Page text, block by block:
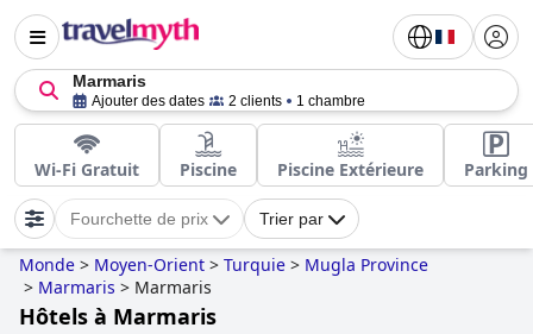
Marmaris
Ajouter des dates 2 clients 1 chambre
Wi-Fi Gratuit Piscine Piscine Extérieure Parking
Fourchette de prix Trier par
Monde > Moyen-Orient > Turquie > Mugla Province
> Marmaris > Marmaris
Hôtels à Marmaris